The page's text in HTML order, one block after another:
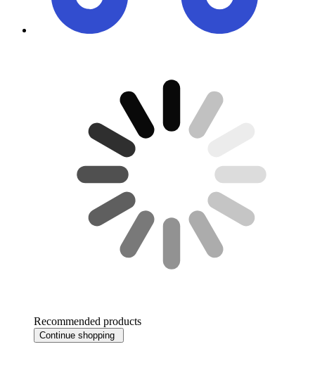
Recommended products
Continue shopping